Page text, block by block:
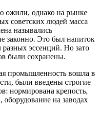
ожили, однако на рынке
советских людей масса
назывались
законно. Это был напиток
разных эссенций. Но зато
были сохранены.
промышленность вошла в
были введены строгие
нормирована крепость,
на заводах